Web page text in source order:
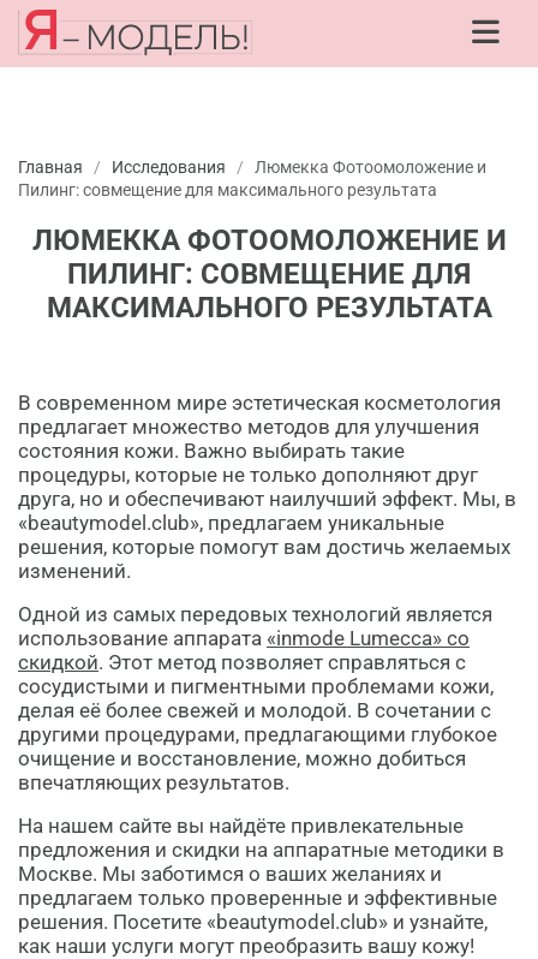
Главная / Исследования /
Люмекка Фотоомоложение и
Пилинг: совмещение для максимального результата
ЛЮМЕККА ФОТООМОЛОЖЕНИЕ И
ПИЛИНГ: СОВМЕЩЕНИЕ ДЛЯ
МАКСИМАЛЬНОГО РЕЗУЛЬТАТА
В современном мире эстетическая косметология
предлагает множество методов для улучшения
состояния кожи. Важно выбирать такие
процедуры, которые не только дополняют друг
друга, но и обеспечивают наилучший эффект. Мы, в
«beautymodel.club», предлагаем уникальные
решения, которые помогут вам достичь желаемых
изменений.
Одной из самых передовых технологий является
использование аппарата «inmode Lumecca» со
скидкой. Этот метод позволяет справляться с
сосудистыми и пигментными проблемами кожи,
делая её более свежей и молодой. В сочетании с
другими процедурами, предлагающими глубокое
очищение и восстановление, можно добиться
впечатляющих результатов.
На нашем сайте вы найдёте привлекательные
предложения и скидки на аппаратные методики в
Москве. Мы заботимся о ваших желаниях и
предлагаем только проверенные и эффективные
решения. Посетите «beautymodel.club» и узнайте,
как наши услуги могут преобразить вашу кожу!